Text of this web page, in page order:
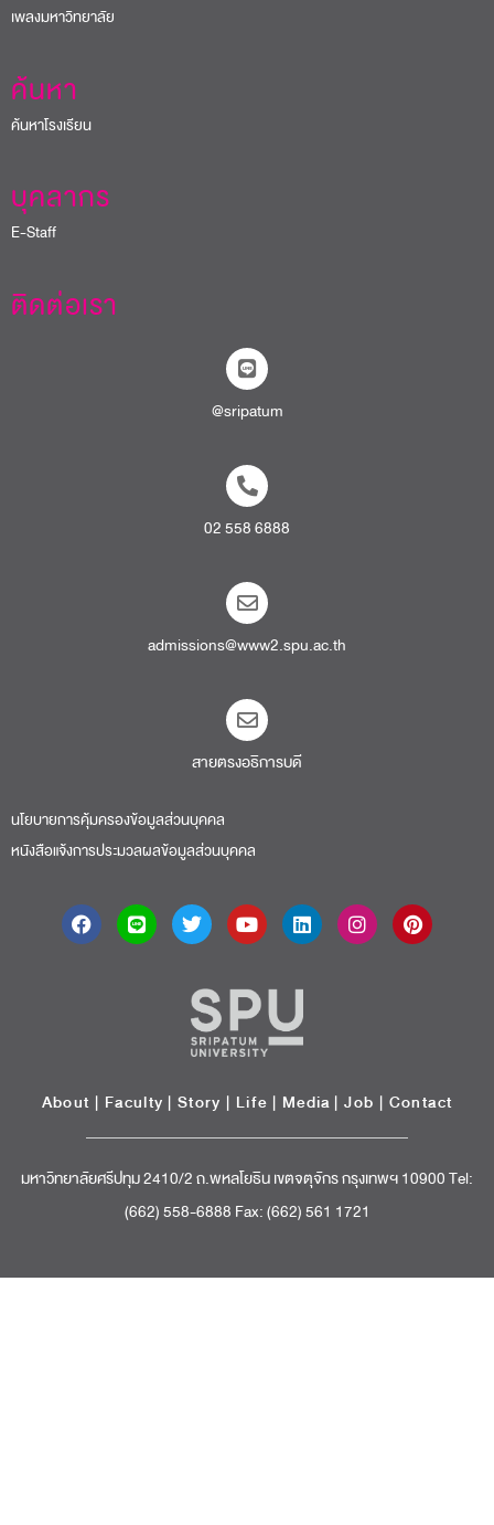
เพลงมหาวิทยาลัย
ค้นหา
ค้นหาโรงเรียน
บุคลากร
E-Staff
ติดต่อเรา
@sripatum
02 558 6888
admissions@www2.spu.ac.th
สายตรงอธิการบดี​
นโยบายการคุ้มครองข้อมูลส่วนบุคคล
หนังสือแจ้งการประมวลผลข้อมูลส่วนบุคคล
About | Faculty | Story | Life | Media |Job | Contact
มหาวิทยาลัยศรีปทุม 2410/2 ถ.พหลโยธิน เขตจตุจักร กรุงเทพฯ 10900 Tel:
(662) 558-6888 Fax: (662) 561 1721